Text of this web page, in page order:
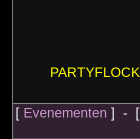
PARTYFLOCK
[ Evenementen ] - [